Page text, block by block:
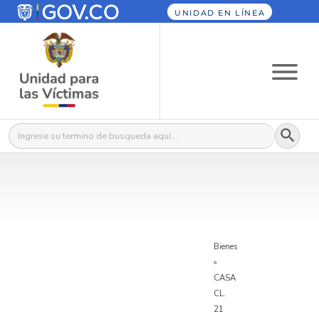
UNIDAD EN LÍNEA
Buscar: Botón
Bienes
»
CASA
CL.
21